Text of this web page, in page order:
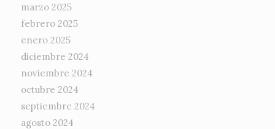
marzo 2025
febrero 2025
enero 2025
diciembre 2024
noviembre 2024
octubre 2024
septiembre 2024
agosto 2024